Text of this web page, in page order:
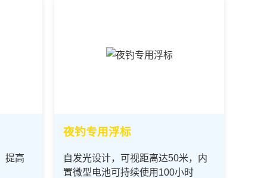
提高
夜钓专用浮标
自发光设计，可视距离达50米，内
置微型电池可持续使用100小时